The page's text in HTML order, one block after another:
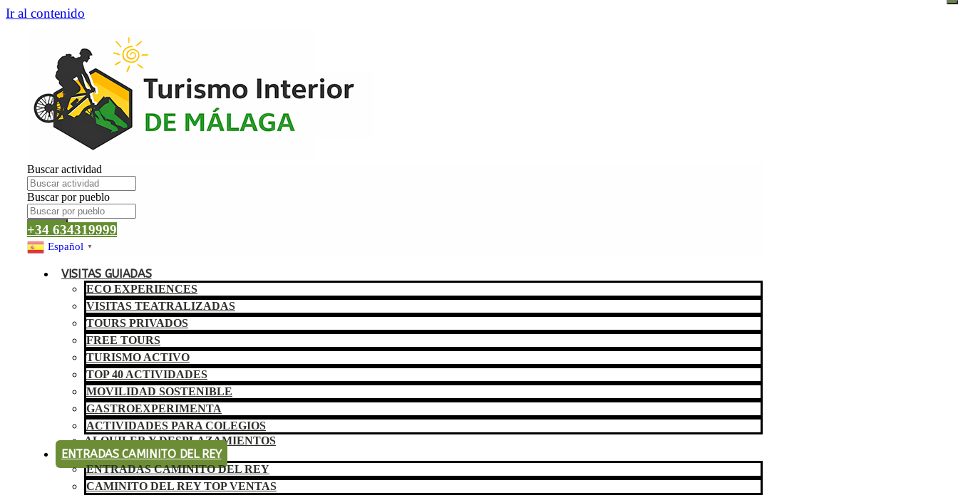
Ir al contenido
Buscar actividad
Buscar por pueblo
Buscar
+34 634319999
Español ▼
VISITAS GUIADAS
ECO EXPERIENCES
VISITAS TEATRALIZADAS
TOURS PRIVADOS
FREE TOURS
TURISMO ACTIVO
TOP 40 ACTIVIDADES
MOVILIDAD SOSTENIBLE
GASTROEXPERIMENTA
ACTIVIDADES PARA COLEGIOS
ALQUILER Y DESPLAZAMIENTOS
ENTRADAS CAMINITO DEL REY
ENTRADAS CAMINITO DEL REY
CAMINITO DEL REY TOP VENTAS